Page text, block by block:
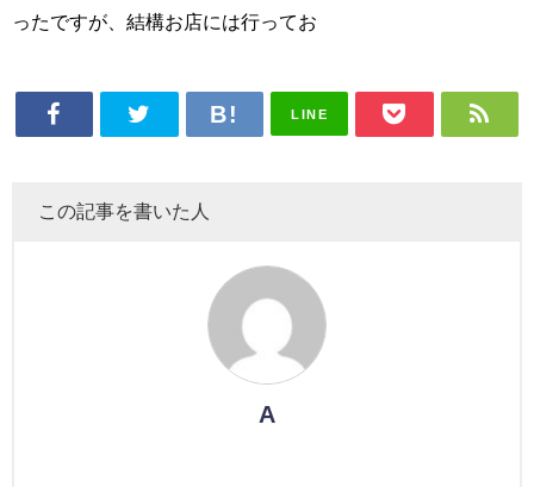
ったですが、結構お店には行ってお
LINE
この記事を書いた人
A